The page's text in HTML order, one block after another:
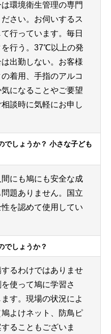
環境衛生管理の専門
さい。お伺いするス
行っています。毎日
行う。37℃以上の発
出勤しない。お客様
着用、手指のアルコ
になることやご要望
談時に気軽にお申し
でしょうか？ 小さな子ども
にも鳩にも安全な成
題ありません。国立
を認めて使用してい
でしょうか？
るわけではありませ
使って鳩に学習さ
す。現場の状況によ
よけネット、防鳥ピ
ることもございま